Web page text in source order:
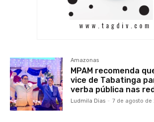
Amazonas
MPAM recomenda
vice de Tabatinga
verba pública nas
Ludmila Dias - 7 de agosto de